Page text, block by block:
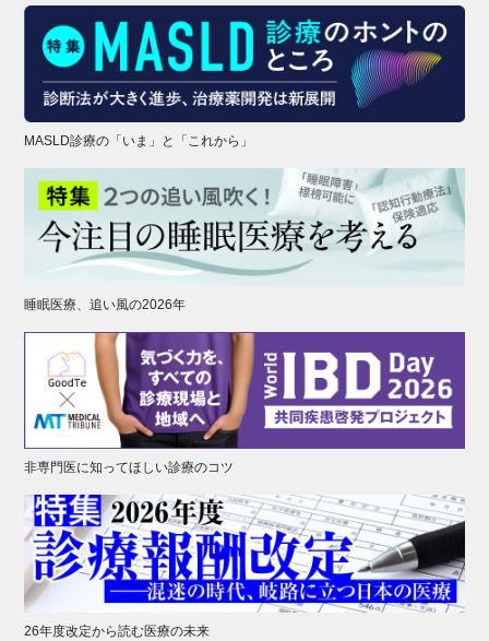
MASLD診療の「いま」と「これから」
睡眠医療、追い風の2026年
非専門医に知ってほしい診療のコツ
26年度改定から読む医療の未来